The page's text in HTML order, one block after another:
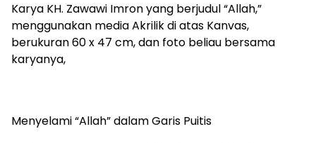
Karya KH. Zawawi Imron yang berjudul “Allah,”
menggunakan media Akrilik di atas Kanvas,
berukuran 60 x 47 cm, dan foto beliau bersama
karyanya,
Menyelami “Allah” dalam Garis Puitis